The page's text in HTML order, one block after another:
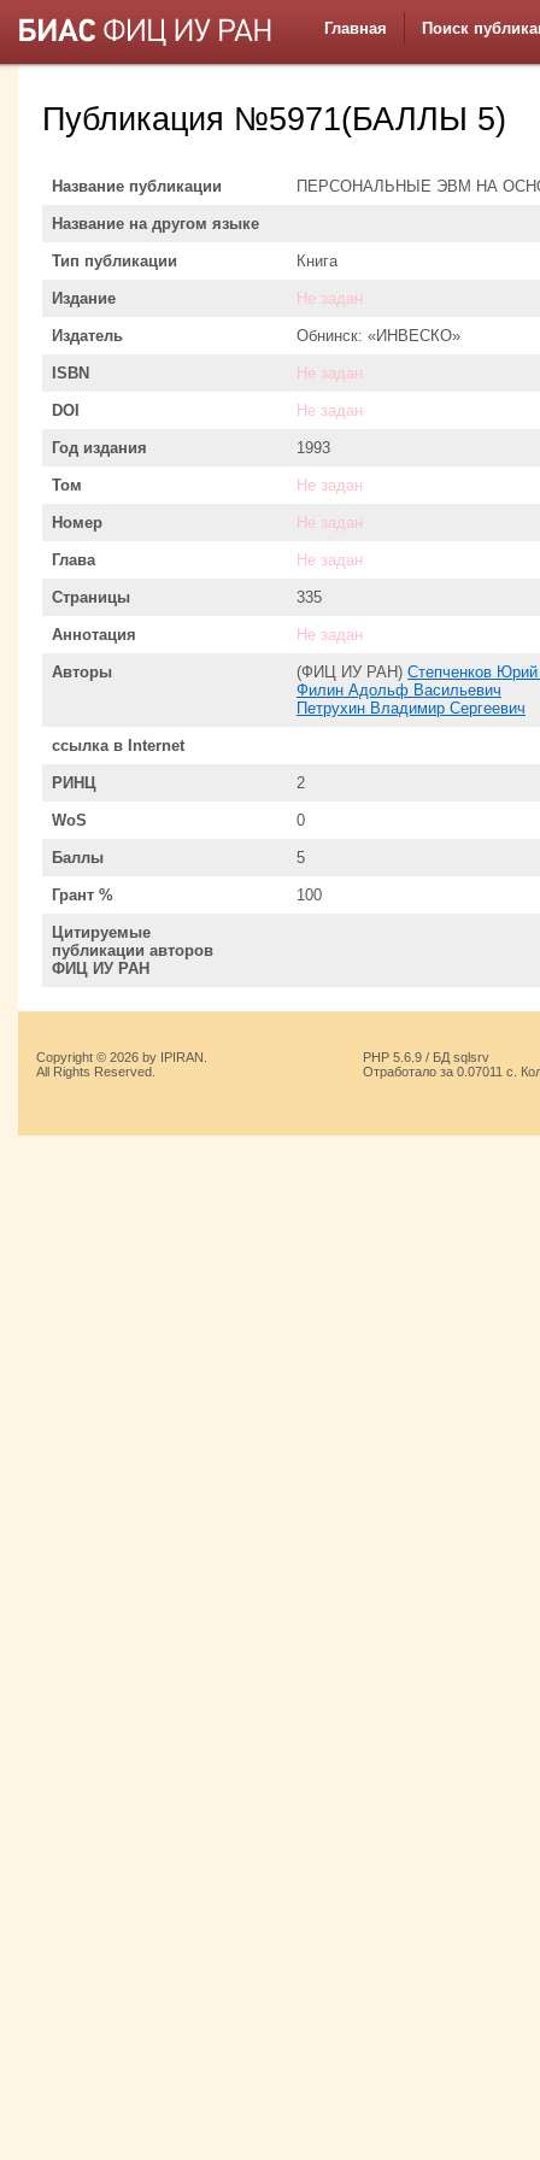
Главная Поиск
Публикация №5971(БАЛЛЫ 5)
Название публикации ПЕРСОНАЛЬНЫЕ ЭВМ НА
Название на другом языке
Тип публикации Книга
Издание Не задан
Издатель Обнинск: «ИНВЕСКО»
ISBN Не задан
DOI Не задан
Год издания 1993
Том Не задан
Номер Не задан
Глава Не задан
Страницы 335
Аннотация Не задан
Авторы (ФИЦ ИУ РАН) Степченков
Филин Адольф Васильевич
Петрухин Владимир Сергеевич
ссылка в Internet
РИНЦ 2
WoS 0
Баллы 5
Грант % 100
Цитируемые
публикации авторов
ФИЦ ИУ РАН
Copyright © 2026 by IPIRAN.
All Rights Reserved.
PHP 5.6.9 / БД sqlsrv
Отработало за 0.07011 с.